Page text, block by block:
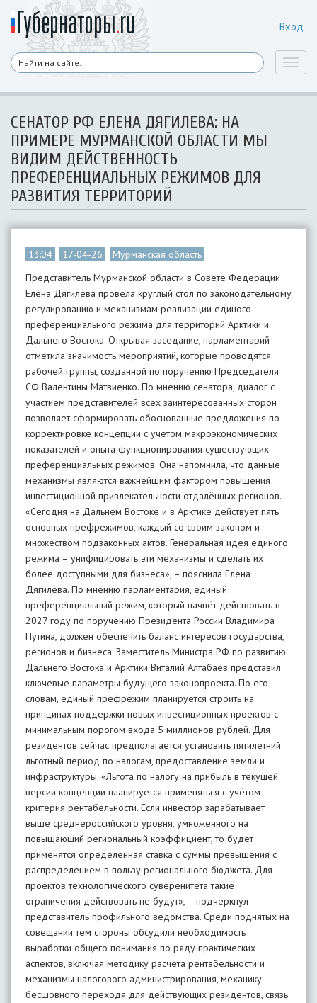
Вход
СЕНАТОР РФ ЕЛЕНА ДЯГИЛЕВА: НА
ПРИМЕРЕ МУРМАНСКОЙ ОБЛАСТИ МЫ
ВИДИМ ДЕЙСТВЕННОСТЬ
ПРЕФЕРЕНЦИАЛЬНЫХ РЕЖИМОВ ДЛЯ
РАЗВИТИЯ ТЕРРИТОРИЙ
13:04 17-04-26
Мурманская область
Представитель Мурманской области в Совете Федерации
Елена Дягилева провела круглый стол по законодательному
регулированию и механизмам реализации единого
преференциального режима для территорий Арктики и
Дальнего Востока. Открывая заседание, парламентарий
отметила значимость мероприятий, которые проводятся
рабочей группы, созданной по поручению Председателя
СФ Валентины Матвиенко. По мнению сенатора, диалог с
участием представителей всех заинтересованных сторон
позволяет сформировать обоснованные предложения по
корректировке концепции с учетом макроэкономических
показателей и опыта функционирования существующих
преференциальных режимов. Она напомнила, что данные
механизмы являются важнейшим фактором повышения
инвестиционной привлекательности отдалённых регионов.
«Сегодня на Дальнем Востоке и в Арктике действует пять
основных префрежимов, каждый со своим законом и
множеством подзаконных актов. Генеральная идея единого
режима – унифицировать эти механизмы и сделать их
более доступными для бизнеса», – пояснила Елена
Дягилева. По мнению парламентария, единый
преференциальный режим, который начнёт действовать в
2027 году по поручению Президента России Владимира
Путина, должен обеспечить баланс интересов государства,
регионов и бизнеса. Заместитель Министра РФ по развитию
Дальнего Востока и Арктики Виталий Алтабаев представил
ключевые параметры будущего законопроекта. По его
словам, единый префрежим планируется строить на
принципах поддержки новых инвестиционных проектов с
минимальным порогом входа 5 миллионов рублей. Для
резидентов сейчас предполагается установить пятилетний
льготный период по налогам, предоставление земли и
инфраструктуры. «Льгота по налогу на прибыль в текущей
версии концепции планируется применяться с учётом
критерия рентабельности. Если инвестор зарабатывает
выше среднероссийского уровня, умноженного на
повышающий региональный коэффициент, то будет
применятся определённая ставка с суммы превышения с
распределением в пользу регионального бюджета. Для
проектов технологического суверенитета такие
ограничения действовать не будут», – подчеркнул
представитель профильного ведомства. Среди поднятых на
совещании тем стороны обсудили необходимость
выработки общего понимания по ряду практических
аспектов, включая методику расчёта рентабельности и
механизмы налогового администрирования, механику
бесшовного переходя для действующих резидентов, связь